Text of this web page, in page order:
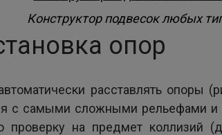
Конструктор подвесок любых
опор
расставлять
с самыми сложными рельефами и
проверку на предмет коллизий